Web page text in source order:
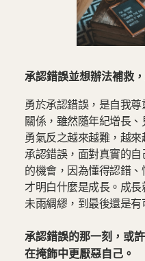
承認錯誤並想辦法補救
勇於承認錯誤，是自我
關係，雖然隨年紀增長
勇氣反之越來越難，越
承認錯誤，面對真實的
的機會，因為懂得認錯
才明白什麼是成長。成
未雨綢繆，到最後還是有
承認錯誤的那一刻，或
在掩飾中更厭惡自己。